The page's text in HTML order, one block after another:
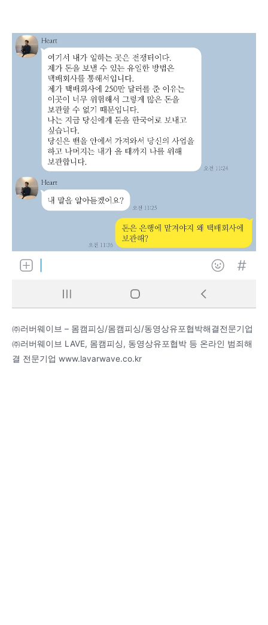
㈜러버웨이브 – 몸캠피싱/몸캠피싱/동영상유포협박해결전문기업
㈜러버웨이브 LAVE, 몸캠피싱, 동영상유포협박 등 온라인 범죄해
결 전문기업 www.lavarwave.co.kr